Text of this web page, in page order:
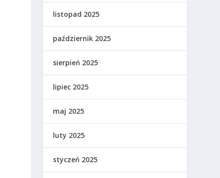
listopad 2025
październik 2025
sierpień 2025
lipiec 2025
maj 2025
luty 2025
styczeń 2025